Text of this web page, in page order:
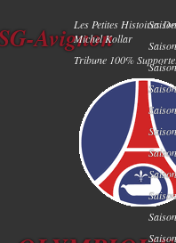
Les Petites Histoires De
Michel Kollar
Tribune 100%
Avignon